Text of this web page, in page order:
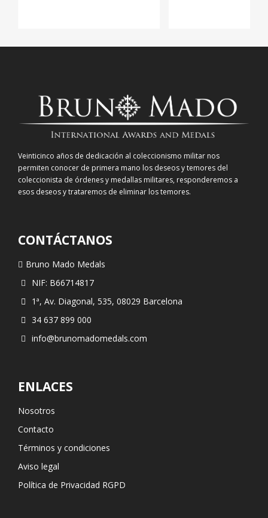
Veinticinco años de dedicación al coleccionismo militar nos
permiten conocer de primera mano los deseos y temores del
coleccionista de órdenes y medallas militares, responderemos a
esos deseos y trataremos de eliminar los temores.
CONTÁCTANOS
Bruno Mado Medals
NIF: B66714817
1ª, Av. Diagonal, 535, 08029 Barcelona
34 637 899 000
info@brunomadomedals.com
ENLACES
Nosotros
Contacto
Términos y condiciones
Aviso legal
Política de Privacidad RGPD